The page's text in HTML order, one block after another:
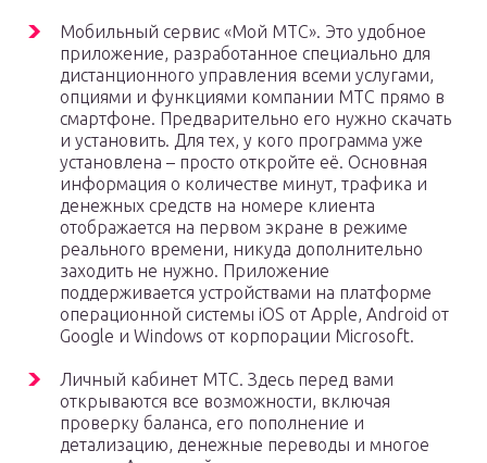
Мобильный сервис «Мой МТС». Это удобное
приложение, разработанное специально для
дистанционного управления всеми услугами,
опциями и функциями компании МТС прямо в
смартфоне. Предварительно его нужно скачать
и установить. Для тех, у кого программа уже
установлена – просто откройте её. Основная
информация о количестве минут, трафика и
денежных средств на номере клиента
отображается на первом экране в режиме
реального времени, никуда дополнительно
заходить не нужно. Приложение
поддерживается устройствами на платформе
операционной системы iOS от Apple, Android от
Google и Windows от корпорации Microsoft.
Личный кабинет МТС. Здесь перед вами
открываются все возможности, включая
проверку баланса, его пополнение и
детализацию, денежные переводы и многое